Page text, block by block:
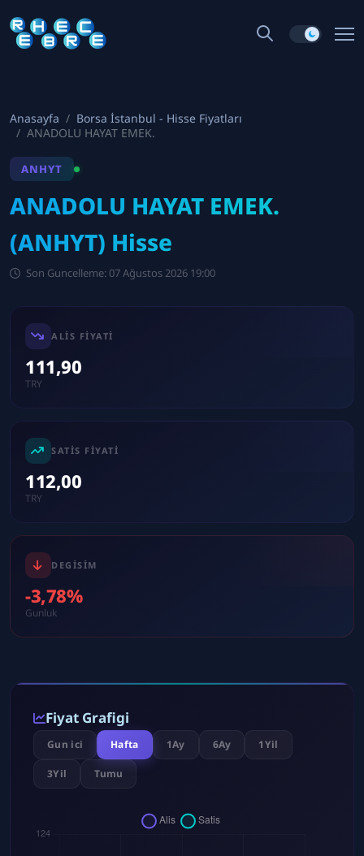
Anasayfa
Borsa İstanbul - Hisse Fiyatları
ANADOLU HAYAT EMEK.
ANHYT
ANADOLU HAYAT EMEK.
(ANHYT) Hisse
Son Guncelleme: 07 Ağustos 2026 19:00
ALIS FIYATI
111,90
TRY
SATIS FIYATI
112,00
TRY
DEGISIM
-3,78%
Gunluk
Fiyat Grafigi
Gun ici Hafta 1Ay 6Ay 1Yil
3Yil Tumu